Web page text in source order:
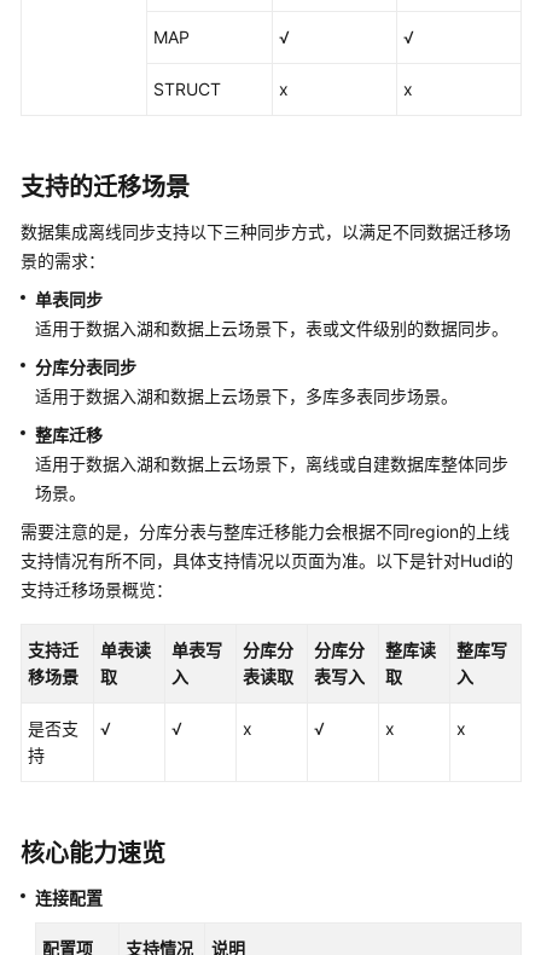
数
源
HANA
据
源
SQL
据
源
数
据
数
MAP √ √
STRUCT x x
支持的迁移场景
数据集成离线同步支持以下三种同步方式，以满足不同数据迁移场
景的需求：
单表同步
适用于数据入湖和数据上云场景下，表或文件级别的数据同步。
分库分表同步
适用于数据入湖和数据上云场景下，多库多表同步场景。
整库迁移
适用于数据入湖和数据上云场景下，离线或自建数据库整体同步
场景。
需要注意的是，分库分表与整库迁移能力会根据不同region的上线
支持情况有所不同，具体支持情况以页面为准。以下是针对Hudi的
支持迁移场景概览：
支持迁
移场景
单表读
取
单表写
入
分库分
表读取
分库分
表写入
整库读
取
整库写
入
是否支
持
√ √ x √ x x
核心能力速览
连接配置
配置项 支持情况 说明